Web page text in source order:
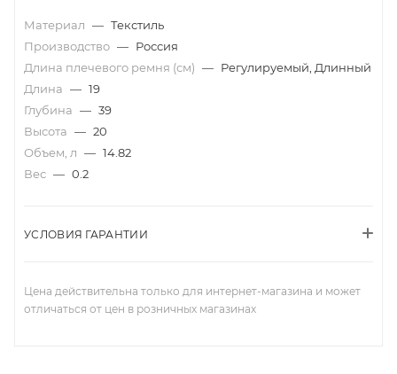
Материал — Текстиль
Производство — Россия
Длина плечевого ремня (см) — Регулируемый, Длинный
Длина — 19
Глубина — 39
Высота — 20
Объем, л — 14.82
Вес — 0.2
УСЛОВИЯ ГАРАНТИИ
Цена действительна только для интернет-магазина и может
отличаться от цен в розничных магазинах